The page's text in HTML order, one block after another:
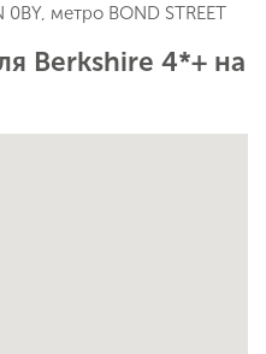
метро BOND STREET
Berkshire 4*+ на